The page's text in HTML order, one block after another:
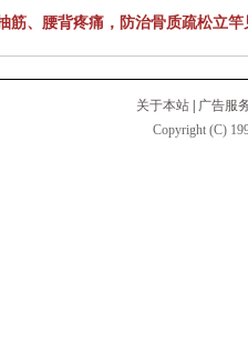
筋、腰背疼痛，防治骨质疏松立竿
关于本站
广告服
Copyright (C)